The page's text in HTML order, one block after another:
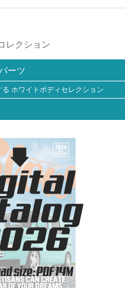
レクション
ーツ
る ホワイトボディセレクション